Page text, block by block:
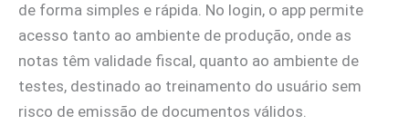
de forma simples e rápida. No login, o app permite
acesso tanto ao ambiente de produção, onde as
notas têm validade fiscal, quanto ao ambiente de
testes, destinado ao treinamento do usuário sem
risco de emissão de documentos válidos.